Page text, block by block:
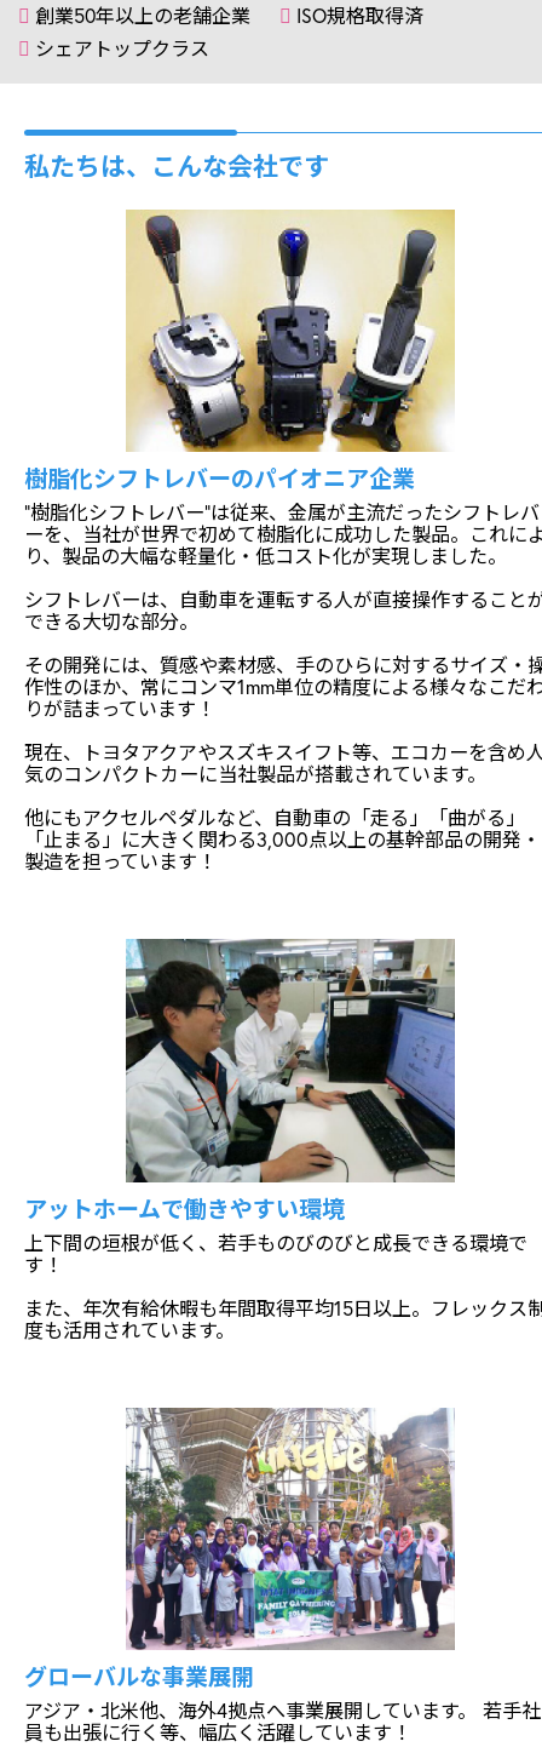
創業50年以上の老舗企業
ISO規格取得済
シェアトップクラス
私たちは、こんな会社です
樹脂化シフトレバーのパイオニア企業
“樹脂化シフトレバー”は従来、金属が主流だったシフトレバ
ーを、当社が世界で初めて樹脂化に成功した製品。これに
り、製品の大幅な軽量化・低コスト化が実現しました。
シフトレバーは、自動車を運転する人が直接操作すること
できる大切な部分。
その開発には、質感や素材感、手のひらに対するサイズ・
作性のほか、常にコンマ1mm単位の精度による様々なこだ
りが詰まっています！
現在、トヨタアクアやスズキスイフト等、エコカーを含め
気のコンパクトカーに当社製品が搭載されています。
他にもアクセルペダルなど、自動車の「走る」「曲がる」
「止まる」に大きく関わる3,000点以上の基幹部品の開発・
製造を担っています！
アットホームで働きやすい環境
上下間の垣根が低く、若手ものびのびと成長できる環境で
す！
また、年次有給休暇も年間取得平均15日以上。フレックス
度も活用されています。
グローバルな事業展開
アジア・北米他、海外4拠点へ事業展開しています。 若手社
員も出張に行く等、幅広く活躍しています！